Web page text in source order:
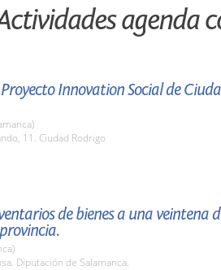
agenda
Innovation Social de
11. Ciudad Rodrigo
de bienes a una veintena
Diputación de Salamanca.